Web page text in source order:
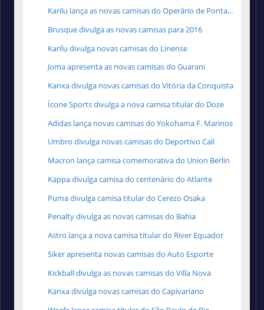
Karilu lança as novas camisas do Operário de Ponta...
Brusque divulga as novas camisas para 2016
Karilu divulga novas camisas do Linense
Joma apresenta as novas camisas do Guarani
Kanxa divulga novas camisas do Vitória da Conquista
Ícone Sports divulga a nova camisa titular do Doze
Adidas lança novas camisas do Yokohama F. Marinos
Umbro divulga novas camisas do Deportivo Cali
Macron lança camisa comemorativa do Union Berlin
Kappa divulga camisa do centenário do Atlante
Puma divulga camisa titular do Cerezo Osaka
Penalty divulga as novas camisas do Bahia
Astro lança a nova camisa titular do River Equador
Siker apresenta novas camisas do Auto Esporte
Kickball divulga as novas camisas do Villa Nova
Kanxa divulga novas camisas do Capivariano